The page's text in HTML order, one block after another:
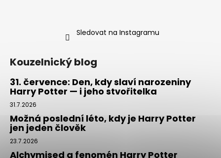
Sledovat na Instagramu
Kouzelnický blog
31. července: Den, kdy slaví narozeniny
Harry Potter — i jeho stvořitelka
31.7.2026
Možná poslední léto, kdy je Harry Potter
jen jeden člověk
23.7.2026
Alchymised a fenomén Harry Potter